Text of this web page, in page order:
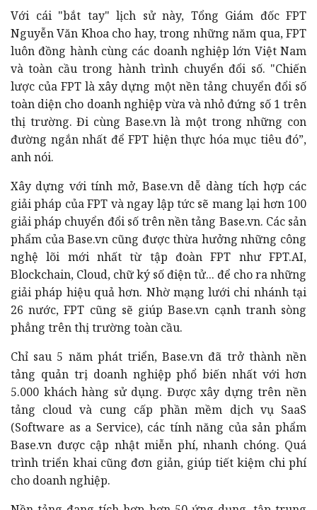
Với cái "bắt tay" lịch sử này, Tổng Giám đốc FPT
Nguyễn Văn Khoa cho hay, trong những năm qua, FPT
luôn đồng hành cùng các doanh nghiệp lớn Việt Nam
và toàn cầu trong hành trình chuyển đổi số. "Chiến
lược của FPT là xây dựng một nền tảng chuyển đổi số
toàn diện cho doanh nghiệp vừa và nhỏ đứng số 1 trên
thị trường. Đi cùng Base.vn là một trong những con
đường ngắn nhất để FPT hiện thực hóa mục tiêu đó”,
anh nói.
Xây dựng với tính mở, Base.vn dễ dàng tích hợp các
giải pháp của FPT và ngay lập tức sẽ mang lại hơn 100
giải pháp chuyển đổi số trên nền tảng Base.vn. Các sản
phẩm của Base.vn cũng được thừa hưởng những công
nghệ lõi mới nhất từ tập đoàn FPT như FPT.AI,
Blockchain, Cloud, chữ ký số điện tử... để cho ra những
giải pháp hiệu quả hơn. Nhờ mạng lưới chi nhánh tại
26 nước, FPT cũng sẽ giúp Base.vn cạnh tranh sòng
phẳng trên thị trường toàn cầu.
Chỉ sau 5 năm phát triển, Base.vn đã trở thành nền
tảng quản trị doanh nghiệp phổ biến nhất với hơn
5.000 khách hàng sử dụng. Được xây dựng trên nền
tảng cloud và cung cấp phần mềm dịch vụ SaaS
(Software as a Service), các tính năng của sản phẩm
Base.vn được cập nhật miễn phí, nhanh chóng. Quá
trình triển khai cũng đơn giản, giúp tiết kiệm chi phí
cho doanh nghiệp.